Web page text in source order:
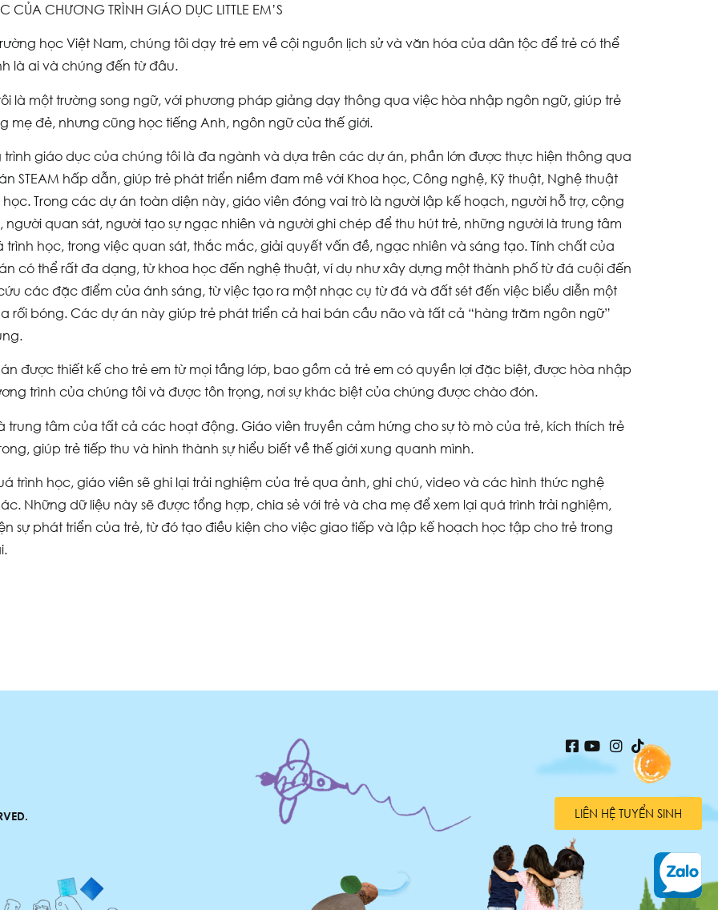
CỦA CHƯƠNG TRÌNH GIÁO DỤC LITTLE EM’S
học Việt Nam, chúng tôi dạy trẻ em về cội nguồn lịch sử và văn hóa của dân tộc để trẻ có thể
là ai và chúng đến từ đâu.
là một trường song ngữ, với phương pháp giảng dạy thông qua việc hòa nhập ngôn ngữ, giúp trẻ
mẹ đẻ, nhưng cũng học tiếng Anh, ngôn ngữ của thế giới.
trình giáo dục của chúng tôi là đa ngành và dựa trên các dự án, phần lớn được thực hiện thông qua
STEAM hấp dẫn, giúp trẻ phát triển niềm đam mê với Khoa học, Công nghệ, Kỹ thuật, Nghệ thuật
học. Trong các dự án toàn diện này, giáo viên đóng vai trò là người lập kế hoạch, người hỗ trợ, cộng
người quan sát, người tạo sự ngạc nhiên và người ghi chép để thu hút trẻ, những người là trung tâm
trình học, trong việc quan sát, thắc mắc, giải quyết vấn đề, ngạc nhiên và sáng tạo. Tính chất của
có thể rất đa dạng, từ khoa học đến nghệ thuật, ví dụ như xây dựng một thành phố từ đá cuội đến
các đặc điểm của ánh sáng, từ việc tạo ra một nhạc cụ từ đá và đất sét đến việc biểu diễn một
rối bóng. Các dự án này giúp trẻ phát triển cả hai bán cầu não và tất cả “hàng trăm ngôn ngữ”
được thiết kế cho trẻ em từ mọi tầng lớp, bao gồm cả trẻ em có quyền lợi đặc biệt, được hòa nhập
trình của chúng tôi và được tôn trọng, nơi sự khác biệt của chúng được chào đón.
trung tâm của tất cả các hoạt động. Giáo viên truyền cảm hứng cho sự tò mò của trẻ, kích thích trẻ
giúp trẻ tiếp thu và hình thành sự hiểu biết về thế giới xung quanh mình.
trình học, giáo viên sẽ ghi lại trải nghiệm của trẻ qua ảnh, ghi chú, video và các hình thức nghệ
Những dữ liệu này sẽ được tổng hợp, chia sẻ với trẻ và cha mẹ để xem lại quá trình trải nghiệm,
sự phát triển của trẻ, từ đó tạo điều kiện cho việc giao tiếp và lập kế hoạch học tập cho trẻ trong
LIÊN HỆ TUYỂN SINH